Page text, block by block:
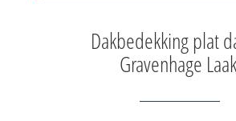
Dakbedekking plat
Gravenhage Laak